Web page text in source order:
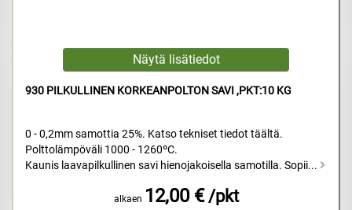
930 PILKULLINEN KORKEANPOLTON SAVI ,PKT:10 KG
0 - 0,2mm samottia 25%. Katso tekniset tiedot täältä.
Polttolämpöväli 1000 - 1260ºC.
Kaunis laavapilkullinen savi hienojakoisella samotilla. Sopii...
alkaen 12,00 € /pkt